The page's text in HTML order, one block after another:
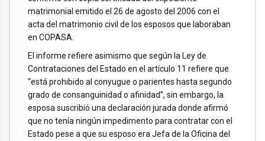
matrimonial emitido el 26 de agosto del 2006 con el
acta del matrimonio civil de los esposos que laboraban
en COPASA.
El informe refiere asimismo que según la Ley de
Contrataciones del Estado en el artículo 11 refiere que
“está prohibido al conyugue o parientes hasta segundo
grado de consanguinidad o afinidad”, sin embargo, la
esposa suscribió una declaración jurada donde afirmó
que no tenía ningún impedimento para contratar con el
Estado pese a que su esposo era Jefa de la Oficina del